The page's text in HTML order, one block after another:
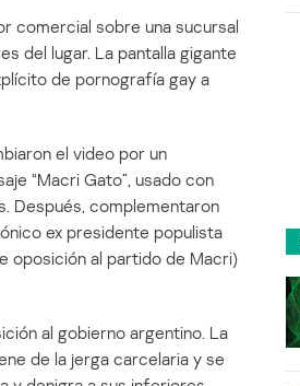
comercial sobre una sucursal
del lugar. La pantalla gigante
de pornografía gay a
el video por un
“Macri Gato”, usado con
Después, complementaron
ex presidente populista
oposición al partido de Macri)
al gobierno argentino. La
de la jerga carcelaria y se